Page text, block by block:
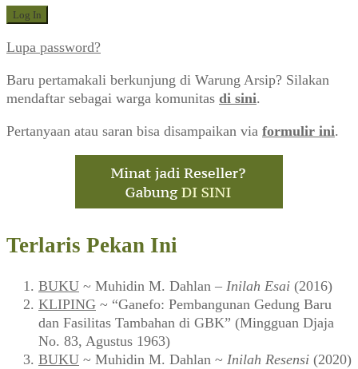
Lupa password?
Baru pertamakali berkunjung di Warung Arsip? Silakan
mendaftar sebagai warga komunitas di sini.
Pertanyaan atau saran bisa disampaikan via formulir ini.
Terlaris Pekan Ini
BUKU ~ Muhidin M. Dahlan – Inilah Esai (2016)
KLIPING ~ “Ganefo: Pembangunan Gedung Baru
dan Fasilitas Tambahan di GBK” (Mingguan Djaja
No. 83, Agustus 1963)
BUKU ~ Muhidin M. Dahlan ~ Inilah Resensi (2020)